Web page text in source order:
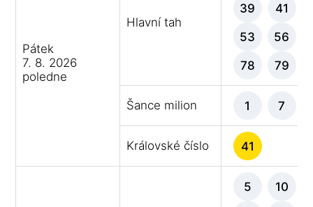
Pátek
7. 8. 2026
poledne
Hlavní tah
39 41
53 56
78 79
Šance milion 1 7
Královské číslo 41
5 10